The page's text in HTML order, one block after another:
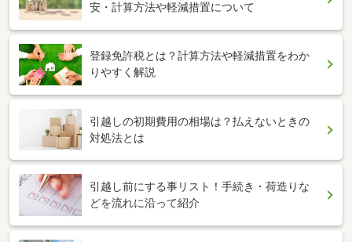
安・計算方法や軽減措置について
登録免許税とは？計算方法や軽減措置をわか
りやすく解説
引越しの初期費用の相場は？払えないときの
対処法とは
引越し前にする事リスト！手続き・荷造りな
どを流れに沿って紹介